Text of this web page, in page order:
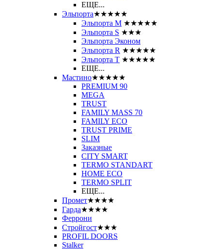
ЕЩЕ...
Эльпорта★★★★★
Эльпорта M ★★★★★
Эльпорта S ★★★
Эльпорта Эконом
Эльпорта R ★★★★★
Эльпорта Т ★★★★★
ЕЩЕ...
Мастино★★★★★
PREMIUM 90
MEGA
TRUST
FAMILY MASS 70
FAMILY ECO
TRUST PRIME
SLIM
Заказные
CITY SMART
TERMO STANDART
HOME ECO
ТЕRМО SPLIT
ЕЩЕ...
Промет★★★★
Гарда★★★★
Феррони
Стройгост★★★
PROFIL DOORS
Stalker